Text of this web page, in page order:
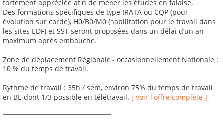
fortement appréciée afin de mener les études en falaise.
Des formations spécifiques de type IRATA ou CQP (pour
évolution sur corde), H0/B0/M0 (habilitation pour le travail dans
les sites EDF) et SST seront proposées dans un délai d’un an
maximum après embauche.
Zone de déplacement Régionale - occasionnellement Nationale :
10 % du temps de travail.
Rythme de travail : 35h / sem, environ 75% du temps de travail
en BE dont 1/3 possible en télétravail. [ voir l'offre complète ]